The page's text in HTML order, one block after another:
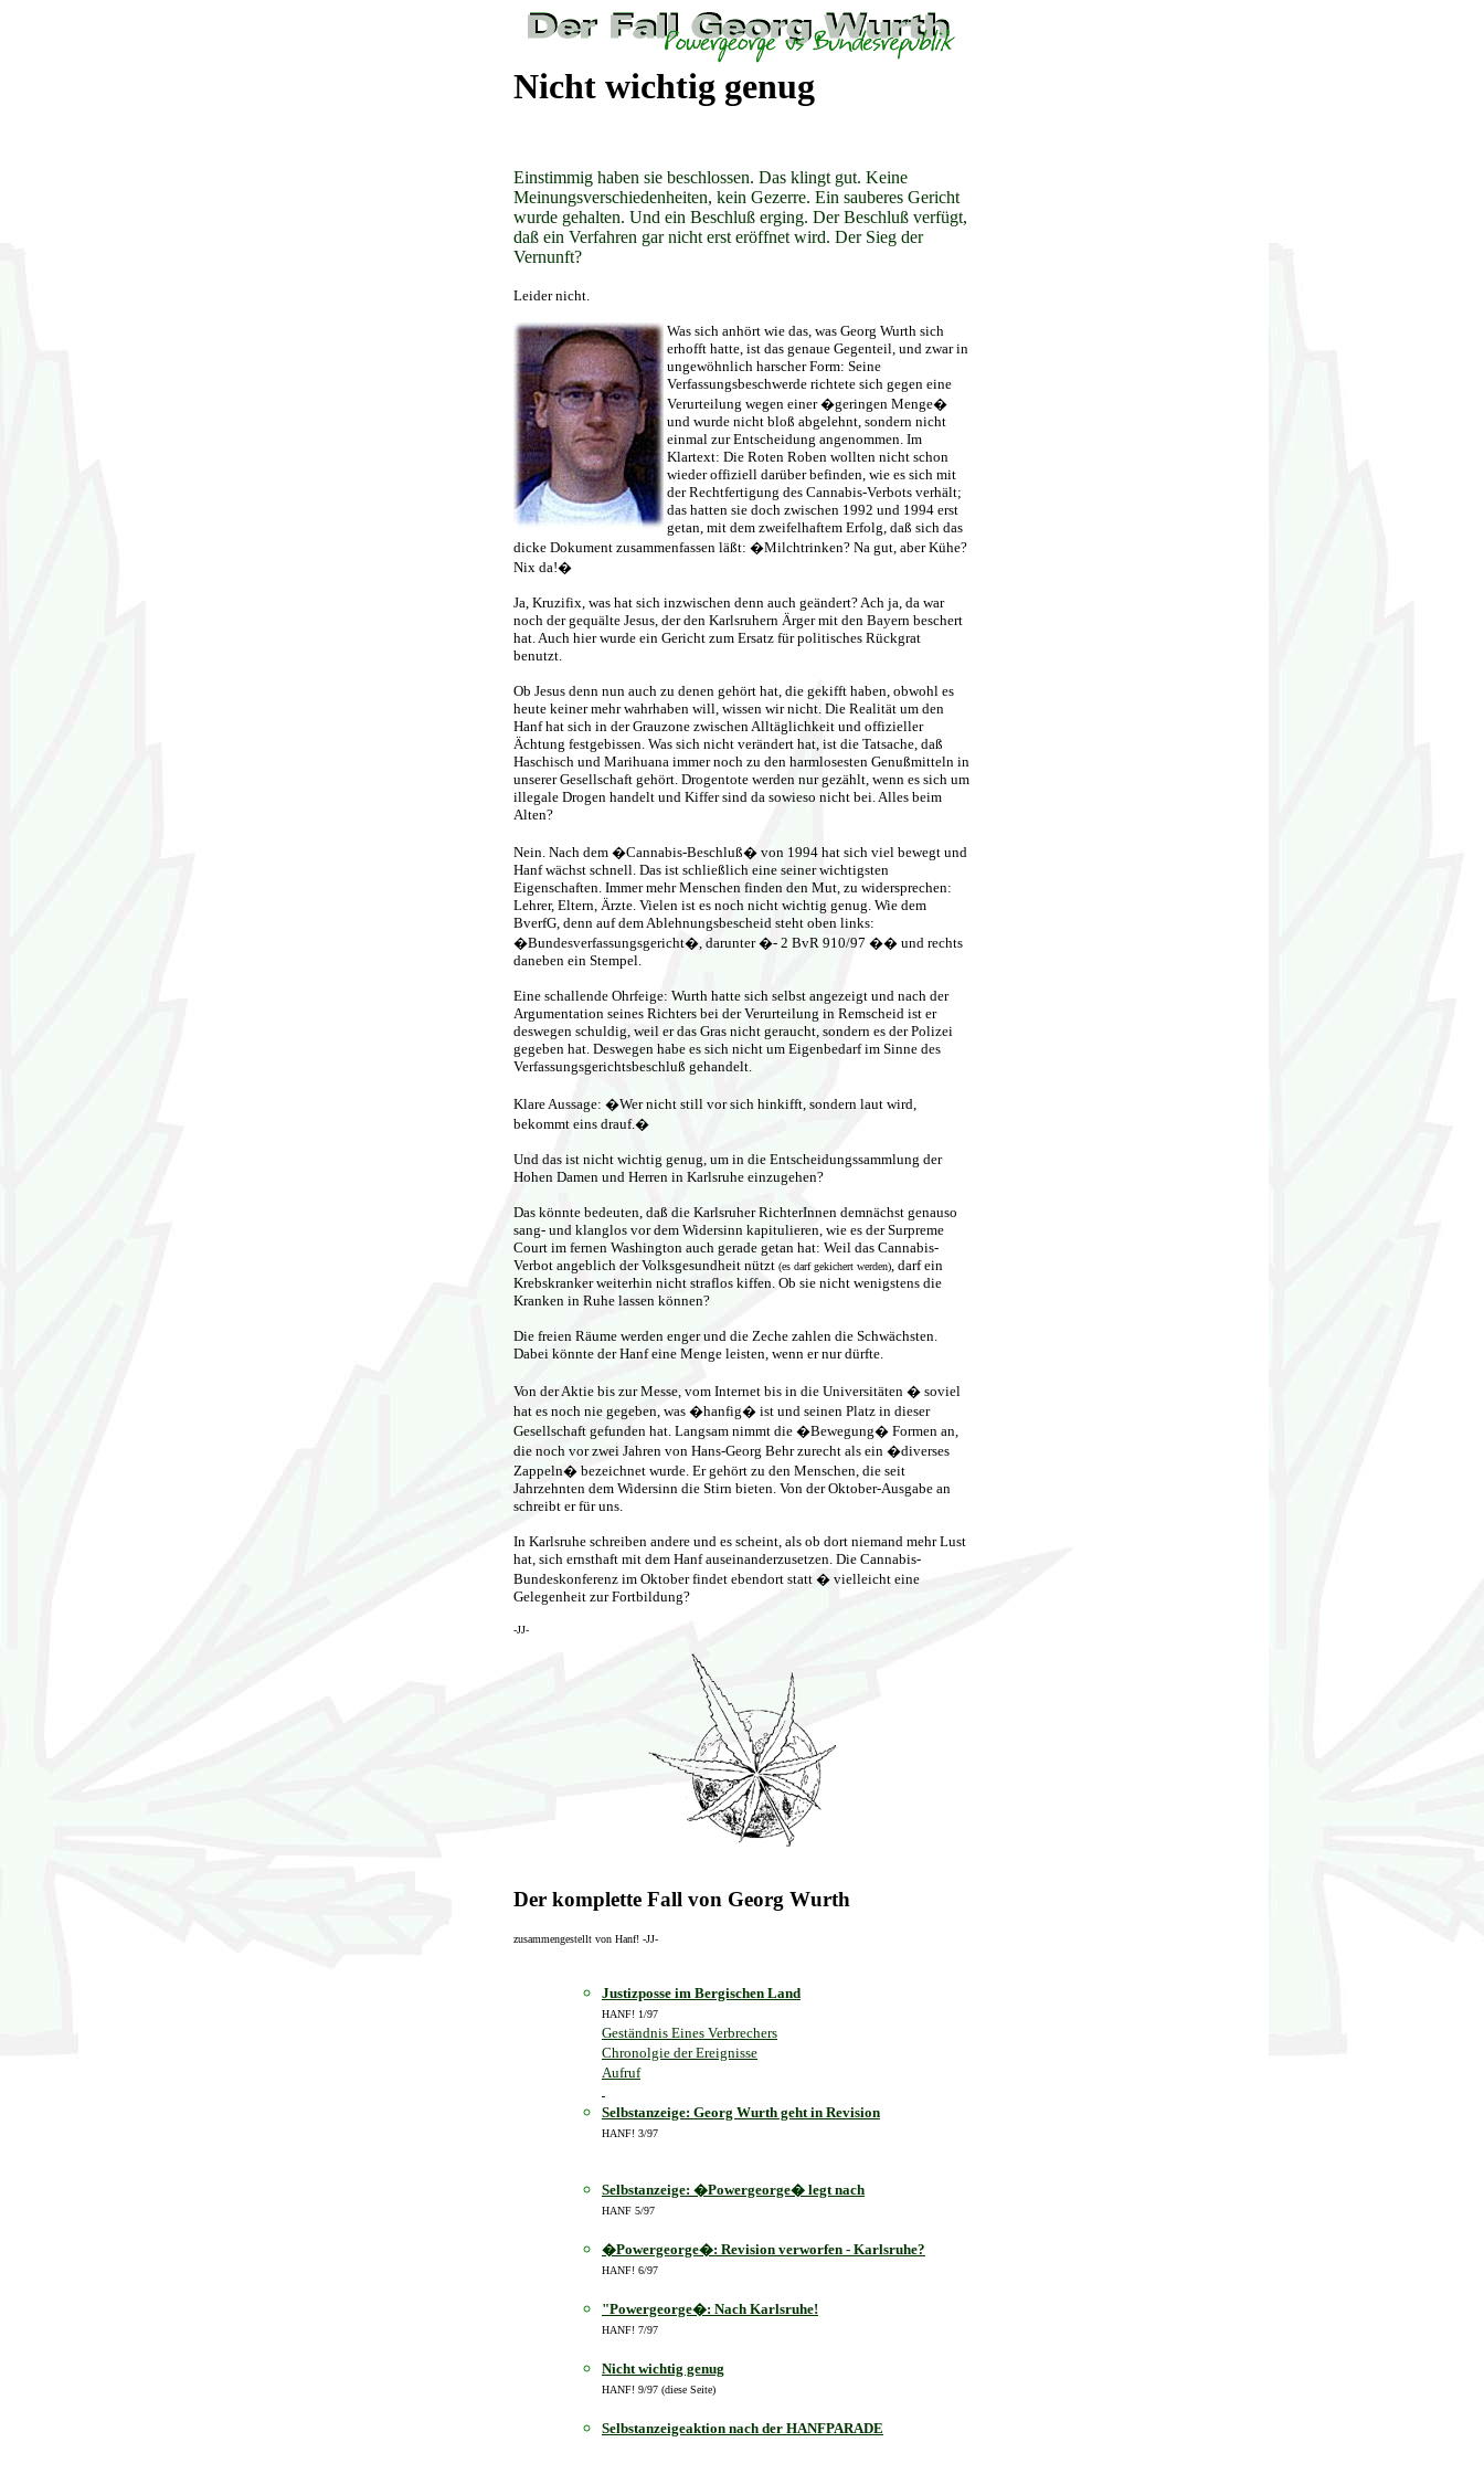
Nicht wichtig genug
Einstimmig haben sie beschlossen. Das klingt gut. Keine
Meinungsverschiedenheiten, kein Gezerre. Ein sauberes Gericht
wurde gehalten. Und ein Beschluß erging. Der Beschluß verfügt,
daß ein Verfahren gar nicht erst eröffnet wird. Der Sieg der
Vernunft?
Leider nicht.
Was sich anhört wie das, was Georg Wurth sich
erhofft hatte, ist das genaue Gegenteil, und zwar in
ungewöhnlich harscher Form: Seine
Verfassungsbeschwerde richtete sich gegen eine
Verurteilung wegen einer �geringen Menge�
und wurde nicht bloß abgelehnt, sondern nicht
einmal zur Entscheidung angenommen. Im
Klartext: Die Roten Roben wollten nicht schon
wieder offiziell darüber befinden, wie es sich mit
der Rechtfertigung des Cannabis-Verbots verhält;
das hatten sie doch zwischen 1992 und 1994 erst
getan, mit dem zweifelhaftem Erfolg, daß sich das
dicke Dokument zusammenfassen läßt: �Milchtrinken? Na gut, aber Kühe?
Nix da!�
Ja, Kruzifix, was hat sich inzwischen denn auch geändert? Ach ja, da war
noch der gequälte Jesus, der den Karlsruhern Ärger mit den Bayern beschert
hat. Auch hier wurde ein Gericht zum Ersatz für politisches Rückgrat
benutzt.
Ob Jesus denn nun auch zu denen gehört hat, die gekifft haben, obwohl es
heute keiner mehr wahrhaben will, wissen wir nicht. Die Realität um den
Hanf hat sich in der Grauzone zwischen Alltäglichkeit und offizieller
Ächtung festgebissen. Was sich nicht verändert hat, ist die Tatsache, daß
Haschisch und Marihuana immer noch zu den harmlosesten Genußmitteln in
unserer Gesellschaft gehört. Drogentote werden nur gezählt, wenn es sich um
illegale Drogen handelt und Kiffer sind da sowieso nicht bei. Alles beim
Alten?
Nein. Nach dem �Cannabis-Beschluß� von 1994 hat sich viel bewegt und
Hanf wächst schnell. Das ist schließlich eine seiner wichtigsten
Eigenschaften. Immer mehr Menschen finden den Mut, zu widersprechen:
Lehrer, Eltern, Ärzte. Vielen ist es noch nicht wichtig genug. Wie dem
BverfG, denn auf dem Ablehnungsbescheid steht oben links:
�Bundesverfassungsgericht�, darunter �- 2 BvR 910/97 �� und rechts
daneben ein Stempel.
Eine schallende Ohrfeige: Wurth hatte sich selbst angezeigt und nach der
Argumentation seines Richters bei der Verurteilung in Remscheid ist er
deswegen schuldig, weil er das Gras nicht geraucht, sondern es der Polizei
gegeben hat. Deswegen habe es sich nicht um Eigenbedarf im Sinne des
Verfassungsgerichtsbeschluß gehandelt.
Klare Aussage: �Wer nicht still vor sich hinkifft, sondern laut wird,
bekommt eins drauf.�
Und das ist nicht wichtig genug, um in die Entscheidungssammlung der
Hohen Damen und Herren in Karlsruhe einzugehen?
Das könnte bedeuten, daß die Karlsruher RichterInnen demnächst genauso
sang- und klanglos vor dem Widersinn kapitulieren, wie es der Surpreme
Court im fernen Washington auch gerade getan hat: Weil das Cannabis-
Verbot angeblich der Volksgesundheit nützt (es darf gekichert werden), darf ein
Krebskranker weiterhin nicht straflos kiffen. Ob sie nicht wenigstens die
Kranken in Ruhe lassen können?
Die freien Räume werden enger und die Zeche zahlen die Schwächsten.
Dabei könnte der Hanf eine Menge leisten, wenn er nur dürfte.
Von der Aktie bis zur Messe, vom Internet bis in die Universitäten � soviel
hat es noch nie gegeben, was �hanfig� ist und seinen Platz in dieser
Gesellschaft gefunden hat. Langsam nimmt die �Bewegung� Formen an,
die noch vor zwei Jahren von Hans-Georg Behr zurecht als ein �diverses
Zappeln� bezeichnet wurde. Er gehört zu den Menschen, die seit
Jahrzehnten dem Widersinn die Stirn bieten. Von der Oktober-Ausgabe an
schreibt er für uns.
In Karlsruhe schreiben andere und es scheint, als ob dort niemand mehr Lust
hat, sich ernsthaft mit dem Hanf auseinanderzusetzen. Die Cannabis-
Bundeskonferenz im Oktober findet ebendort statt � vielleicht eine
Gelegenheit zur Fortbildung?
-JJ-
Der komplette Fall von Georg Wurth
zusammengestellt von Hanf! -JJ-
Justizposse im Bergischen Land
HANF! 1/97
Geständnis Eines Verbrechers
Chronolgie der Ereignisse
Aufruf
Selbstanzeige: Georg Wurth geht in Revision
HANF! 3/97
Selbstanzeige: �Powergeorge� legt nach
HANF 5/97
�Powergeorge�: Revision verworfen - Karlsruhe?
HANF! 6/97
"Powergeorge�: Nach Karlsruhe!
HANF! 7/97
Nicht wichtig genug
HANF! 9/97 (diese Seite)
Selbstanzeigeaktion nach der HANFPARADE